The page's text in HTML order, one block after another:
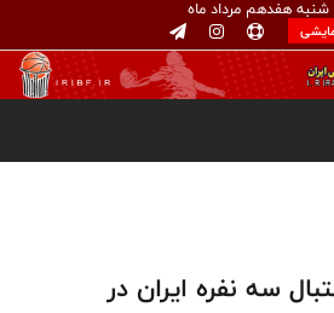
شنبه هفدهم مرداد ماه
سه نفره ایران در